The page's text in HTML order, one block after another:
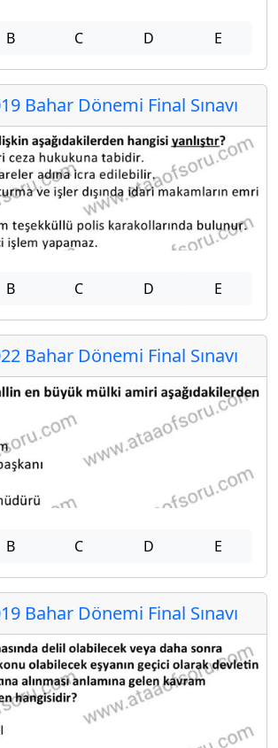
B C D E
Bahar Dönemi Final Sınavı
B C D E
Bahar Dönemi Final Sınavı
B C D E
Bahar Dönemi Final Sınavı